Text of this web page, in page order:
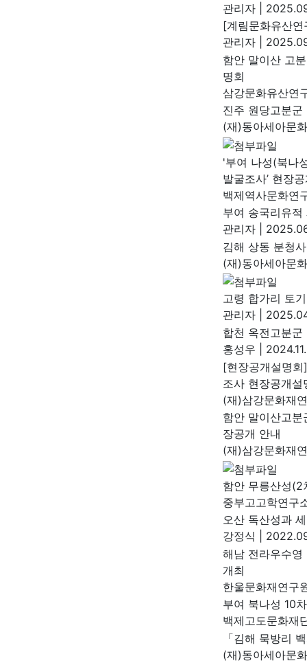
관리자
[계림문화유산
관리자
함안 말이산 고
명회
삼강문화유산연
진주 원당고분
(재)동아세아문
'부여 나성(북나
발굴조사’ 현장
백제역사문화연
부여 송국리유
관리자
김해 상동 분청
(재)동아세아문
고령 합가리 토
관리자
합천 옥전고분
홍성우
[현장공개설명
조사 현장공개설
(재)삼강문화재
함안 말이산고
장공개 안내
(재)삼강문화재
함안 무릉산성
중부고고학연구
오산 독산성과
강정식
해남 전라우수
개최
한울문화재연구
부여 북나성 10
백제고도문화재
「김해 묵방리
(재)동아세아문